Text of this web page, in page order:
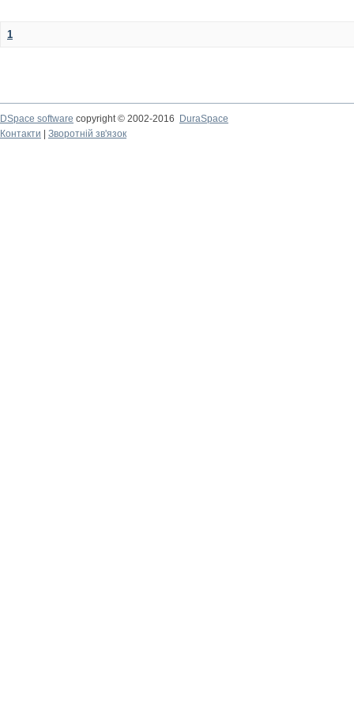
1
DSpace software copyright © 2002-2016
DuraSpace
Контакти
Зворотній зв'язок